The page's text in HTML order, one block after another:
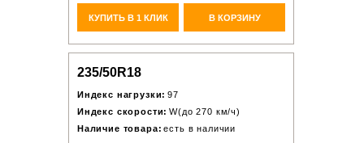
КУПИТЬ В 1 КЛИК В КОРЗИНУ
235/50R18
Индекс нагрузки: 97
Индекс скорости: W(до 270 км/ч)
Наличие товара: есть в наличии